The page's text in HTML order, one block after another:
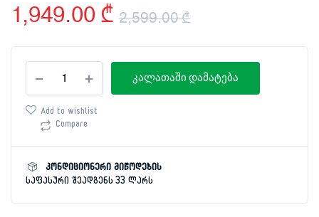
2,599.00₾
Original
price
2,599.00 ₾.
1,949.00 ₾
Current
price
1,949.00 ₾.
კონდიციონერი
80მ²
Midea
MSEF1-
24HRN8
კალათაში დამატება
Add to wishlist
Compare
კონდიციონერი მიწოდების
საფასური შეადგენს 33 ლარს